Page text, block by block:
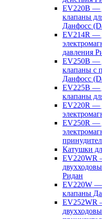
EV220B —
клапаны
Данфосс
EV214R —
давления
EV250B —
клапаны с
Данфосс
EV225B —
клапаны
EV220R —
EV250R —
Катушки
EV220WR
Ридан
EV220W —
клапаны
EV252WR